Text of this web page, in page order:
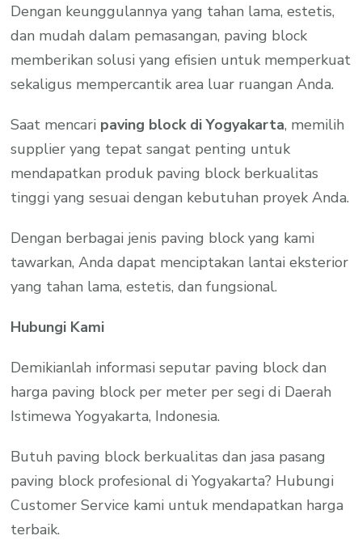
Dengan keunggulannya yang tahan lama, estetis,
dan mudah dalam pemasangan, paving block
memberikan solusi yang efisien untuk memperkuat
sekaligus mempercantik area luar ruangan Anda.
Saat mencari paving block di Yogyakarta, memilih
supplier yang tepat sangat penting untuk
mendapatkan produk paving block berkualitas
tinggi yang sesuai dengan kebutuhan proyek Anda.
Dengan berbagai jenis paving block yang kami
tawarkan, Anda dapat menciptakan lantai eksterior
yang tahan lama, estetis, dan fungsional.
Hubungi Kami
Demikianlah informasi seputar paving block dan
harga paving block per meter per segi di Daerah
Istimewa Yogyakarta, Indonesia.
Butuh paving block berkualitas dan jasa pasang
paving block profesional di Yogyakarta? Hubungi
Customer Service kami untuk mendapatkan harga
terbaik.